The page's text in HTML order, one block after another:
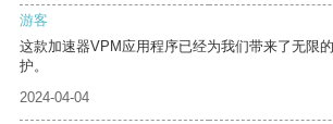
游客
这款加速器VPM应用程序已经为我们带来了无限
护。
2024-04-04